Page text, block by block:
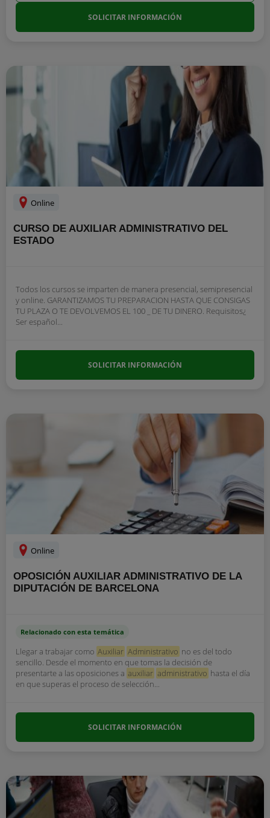
SOLICITAR INFORMACIÓN
Online
CURSO DE AUXILIAR ADMINISTRATIVO DEL
ESTADO
Todos los cursos se imparten de manera presencial, semipresencial
y online. GARANTIZAMOS TU PREPARACION HASTA QUE CONSIGAS
TU PLAZA O TE DEVOLVEMOS EL 100 _ DE TU DINERO. Requisitos¿
Ser español...
SOLICITAR INFORMACIÓN
Online
OPOSICIÓN AUXILIAR ADMINISTRATIVO DE LA
DIPUTACIÓN DE BARCELONA
Relacionado con esta temática
Llegar a trabajar como Auxiliar Administrativo no es del todo
sencillo. Desde el momento en que tomas la decisión de
presentarte a las oposiciones a auxiliar administrativo hasta el día
en que superas el proceso de selección...
SOLICITAR INFORMACIÓN